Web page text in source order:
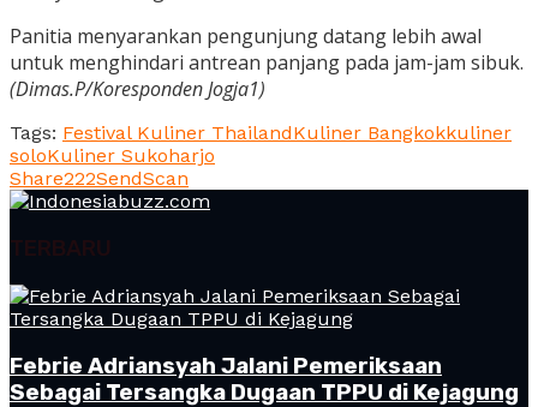
Panitia menyarankan pengunjung datang lebih awal
untuk menghindari antrean panjang pada jam-jam sibuk.
(Dimas.P/Koresponden Jogja1)
Tags: Festival Kuliner ThailandKuliner Bangkokkuliner
soloKuliner Sukoharjo
Share222SendScan
TERBARU
Febrie Adriansyah Jalani Pemeriksaan
Sebagai Tersangka Dugaan TPPU di Kejagung